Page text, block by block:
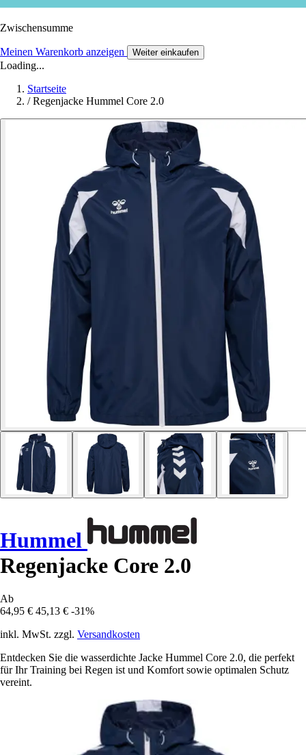
Zwischensumme
Meinen Warenkorb anzeigen Weiter einkaufen
Loading...
Startseite
/ Regenjacke Hummel Core 2.0
Hummel
Regenjacke Core 2.0
Ab
64,95 € 45,13 € -31%
inkl. MwSt. zzgl. Versandkosten
Entdecken Sie die wasserdichte Jacke Hummel Core 2.0, die perfekt
für Ihr Training bei Regen ist und Komfort sowie optimalen Schutz
vereint.